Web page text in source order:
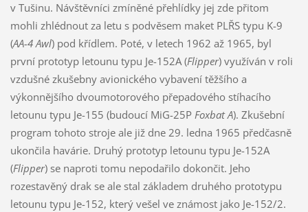
v Tušinu. Návštěvníci zmíněné přehlídky jej zde přitom
mohli zhlédnout za letu s podvěsem maket PLŘS typu K-9
(AA-4 Awl) pod křídlem. Poté, v letech 1962 až 1965, byl
první prototyp letounu typu Je-152A (Flipper) využíván v roli
vzdušné zkušebny avionického vybavení těžšího a
výkonnějšího dvoumotorového přepadového stíhacího
letounu typu Je-155 (budoucí MiG-25P Foxbat A). Zkušební
program tohoto stroje ale již dne 29. ledna 1965 předčasně
ukončila havárie. Druhý prototyp letounu typu Je-152A
(Flipper) se naproti tomu nepodařilo dokončit. Jeho
rozestavěný drak se ale stal základem druhého prototypu
letounu typu Je-152, který vešel ve známost jako Je-152/2.